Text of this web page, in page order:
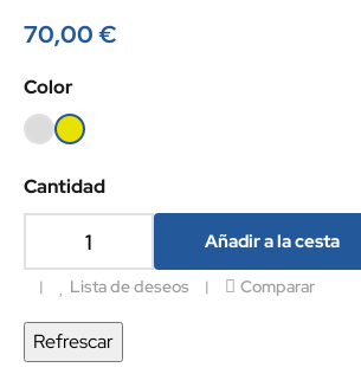
70,00 €
Color
plateada
dorado
Cantidad
Añadir a la cesta
Lista de deseos Comparar